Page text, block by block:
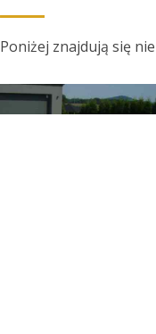
Poniżej znajdują się